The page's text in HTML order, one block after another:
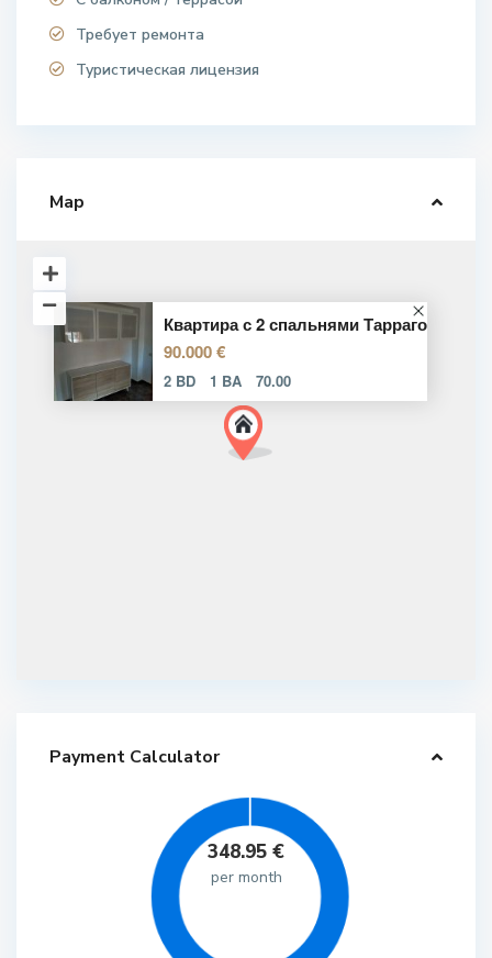
Требует ремонта
Туристическая лицензия
Map
Квартира с 2 спальнями Тарраго
90.000 €
2 BD 1 BA 70.00
Payment Calculator
348.95 €
per month